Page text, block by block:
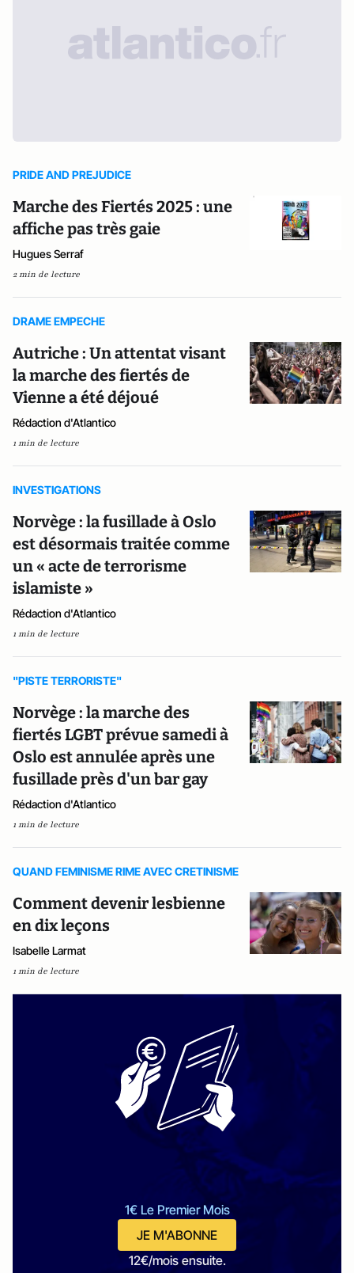
PRIDE AND PREJUDICE
Marche des Fiertés 2025 : une
affiche pas très gaie
Hugues Serraf
2 min de lecture
DRAME EMPECHE
Autriche : Un attentat visant
la marche des fiertés de
Vienne a été déjoué
Rédaction d'Atlantico
1 min de lecture
INVESTIGATIONS
Norvège : la fusillade à Oslo
est désormais traitée comme
un « acte de terrorisme
islamiste »
Rédaction d'Atlantico
1 min de lecture
"PISTE TERRORISTE"
Norvège : la marche des
fiertés LGBT prévue samedi à
Oslo est annulée après une
fusillade près d'un bar gay
Rédaction d'Atlantico
1 min de lecture
QUAND FEMINISME RIME AVEC CRETINISME
Comment devenir lesbienne
en dix leçons
Isabelle Larmat
1 min de lecture
1€ Le Premier Mois
JE M'ABONNE
12€/mois ensuite.